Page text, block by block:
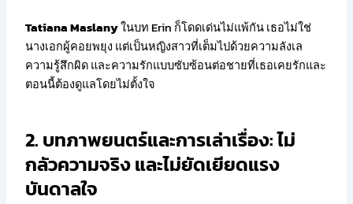
Tatiana Maslanyในบท Erin ก็โดดเด่นไม่แพ้กัน เธอไม่ใช่
นางเอกผู้คอยพยุง แต่เป็นหญิงสาวที่เต็มไปด้วยความลังเล
ความรู้สึกผิด และความรักแบบซับซ้อนต่อชายที่เธอเคยรักและ
ตอนนี้ต้องดูแลโดยไม่ตั้งใจ
2. บทภาพยนตร์และการเล่าเรื่อง: ไม่
กลัวความจริง และไม่ยัดเยียดแรง
บันดาลใจ